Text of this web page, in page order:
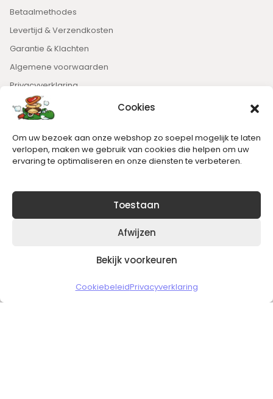
Cookies
Om uw bezoek aan onze webshop zo soepel mogelijk te laten
verlopen, maken we gebruik van cookies die helpen om uw
ervaring te optimaliseren en onze diensten te verbeteren.
Toestaan
Afwijzen
Bekijk voorkeuren
CookiebeleidPrivacyverklaring
Betaalmethodes
Levertijd & Verzendkosten
Garantie & Klachten
Algemene voorwaarden
Privacyverklaring
Nieuwsbrief
Blijft op de hoogte van het laatste nieuws.